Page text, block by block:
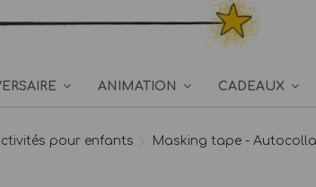
ANIMATION CADEAUX
pour enfants Masking tape -